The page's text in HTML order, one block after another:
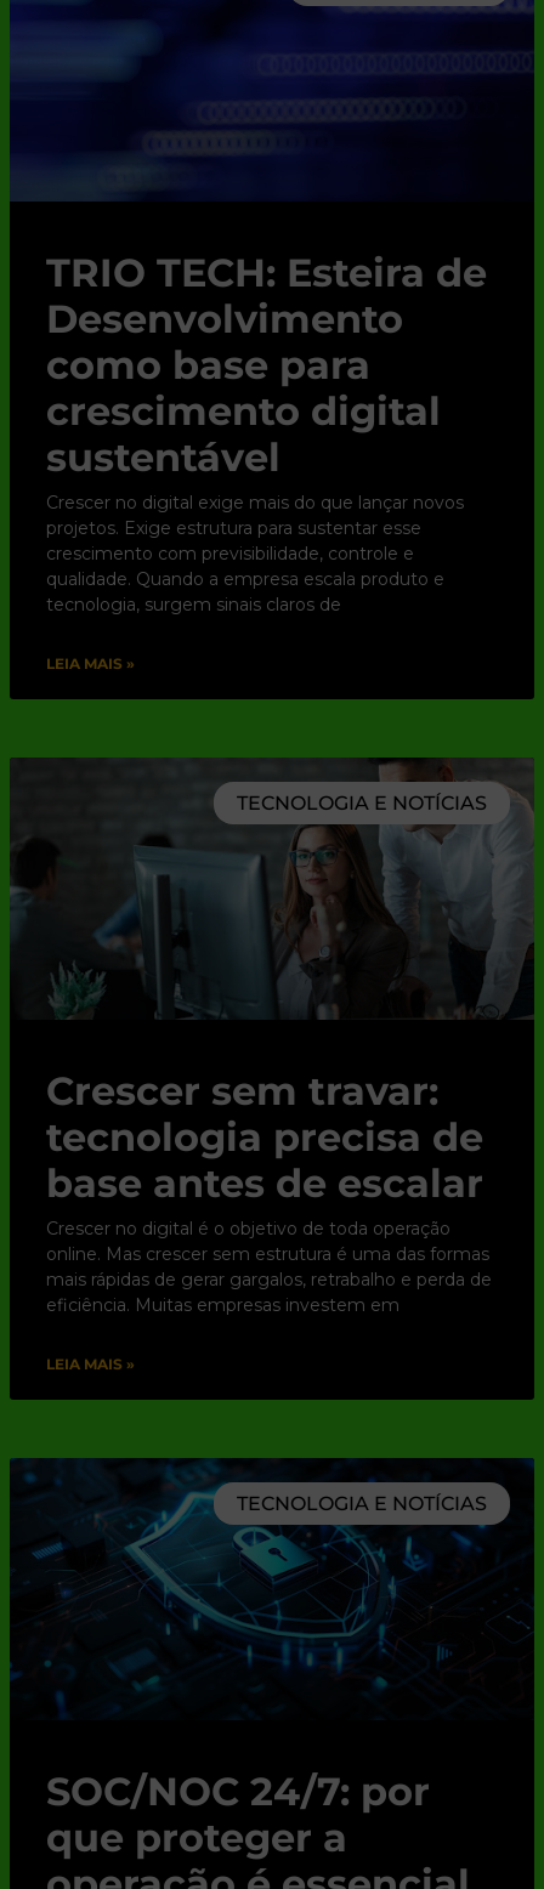
TRIO TECH: Esteira de
Desenvolvimento
como base para
crescimento digital
sustentável
Crescer no digital exige mais do que lançar novos
projetos. Exige estrutura para sustentar esse
crescimento com previsibilidade, controle e
qualidade. Quando a empresa escala produto e
tecnologia, surgem sinais claros de
LEIA MAIS »
TECNOLOGIA E NOTÍCIAS
Crescer sem travar:
tecnologia precisa de
base antes de escalar
Crescer no digital é o objetivo de toda operação
online. Mas crescer sem estrutura é uma das formas
mais rápidas de gerar gargalos, retrabalho e perda de
eficiência. Muitas empresas investem em
LEIA MAIS »
TECNOLOGIA E NOTÍCIAS
SOC/NOC 24/7: por
que proteger a